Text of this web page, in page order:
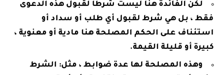
لكن الفائدة هنا ليست شرطا لقبول هذه الدعوى
فقط ، بل هي شرط لقبول أي طلب أو سداد أو
استئناف على الحكم المصلحة هنا مادية أو معنوية ،
كبيرة أو قليلة القيمة.
وهذه المصلحة لها عدة ضوابط ، مثل: الشرط